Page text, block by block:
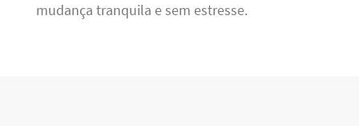
mudança tranquila e sem estresse.